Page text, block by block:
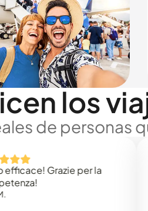
los
de personas
Grazie per la